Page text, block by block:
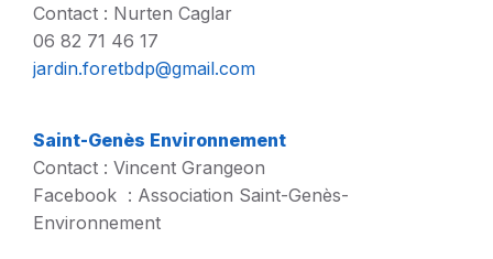
Contact : Nurten Caglar
06 82 71 46 17
jardin.foretbdp@gmail.com
Saint-Genès Environnement
Contact : Vincent Grangeon
Facebook : Association Saint-Genès-
Environnement